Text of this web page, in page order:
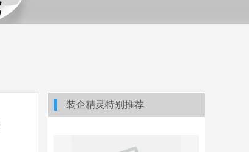
装企精灵特别推荐